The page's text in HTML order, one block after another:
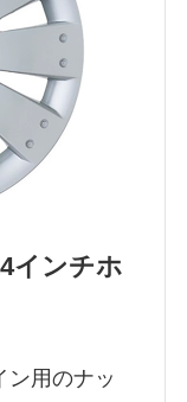
インチホ
ン用のナッ